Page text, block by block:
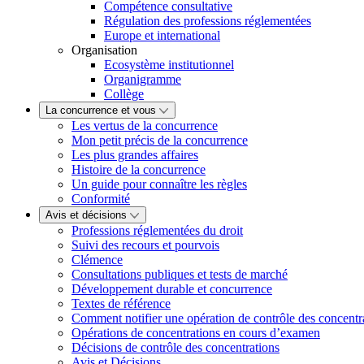
Compétence consultative
Régulation des professions réglementées
Europe et international
Organisation
Ecosystème institutionnel
Organigramme
Collège
La concurrence et vous
Les vertus de la concurrence
Mon petit précis de la concurrence
Les plus grandes affaires
Histoire de la concurrence
Un guide pour connaître les règles
Conformité
Avis et décisions
Professions réglementées du droit
Suivi des recours et pourvois
Clémence
Consultations publiques et tests de marché
Développement durable et concurrence
Textes de référence
Comment notifier une opération de contrôle des
Opérations de concentrations en cours d’examen
Décisions de contrôle des concentrations